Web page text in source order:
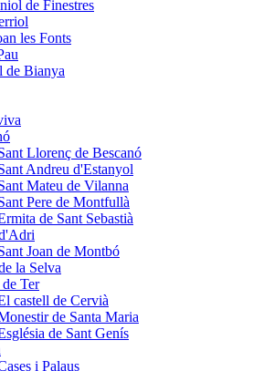
de Finestres
les Fonts
de Bianya
Llorenç de Bescanó
Andreu d'Estanyol
Mateu de Vilanna
Pere de Montfullà
de Sant Sebastià
Joan de Montbó
la Selva
Ter
castell de Cervià
de Santa Maria
de Sant Genís
i Palaus